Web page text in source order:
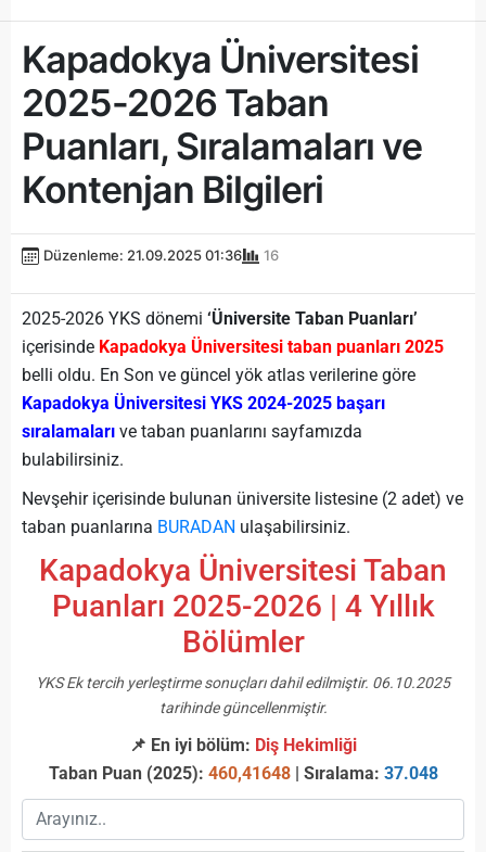
Kapadokya Üniversitesi
2025-2026 Taban
Puanları, Sıralamaları ve
Kontenjan Bilgileri
Düzenleme: 21.09.2025 01:36 16
2025-2026 YKS dönemi ‘Üniversite Taban Puanları’
içerisinde Kapadokya Üniversitesi taban puanları 2025
belli oldu. En Son ve güncel yök atlas verilerine göre
Kapadokya Üniversitesi YKS 2024-2025 başarı
sıralamaları ve taban puanlarını sayfamızda
bulabilirsiniz.
Nevşehir içerisinde bulunan üniversite listesine (2 adet) ve
taban puanlarına BURADAN ulaşabilirsiniz.
Kapadokya Üniversitesi Taban
Puanları 2025-2026 | 4 Yıllık
Bölümler
YKS Ek tercih yerleştirme sonuçları dahil edilmiştir. 06.10.2025
tarihinde güncellenmiştir.
📌 En iyi bölüm: Diş Hekimliği
Taban Puan (2025): 460,41648| Sıralama: 37.048